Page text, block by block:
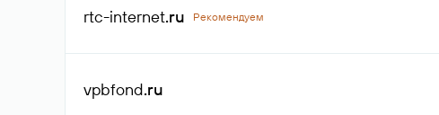
rtc-internet.ru Рекомендуем
vpbfond.ru